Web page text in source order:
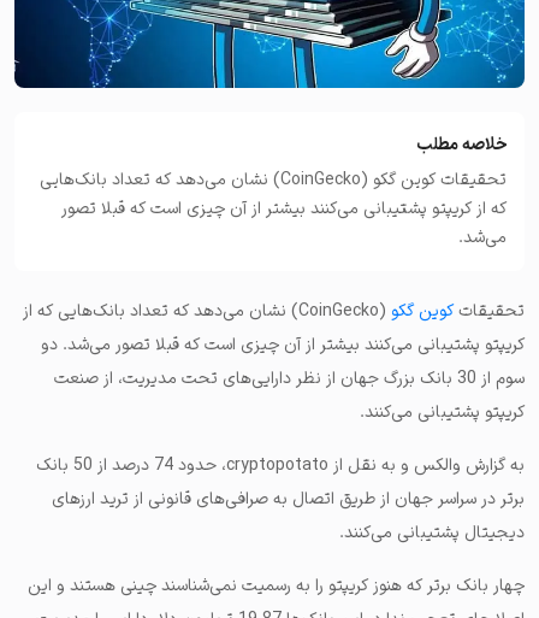
خلاصه مطلب
تحقیقات کوین گکو (CoinGecko) نشان می‌دهد که تعداد بانک‌هایی
که از کریپتو پشتیبانی می‌کنند بیشتر از آن چیزی است که قبلا تصور
می‌شد.
تحقیقاتکوین گکو
(CoinGecko) نشان می‌دهد که تعداد بانک‌هایی که از
کریپتو پشتیبانی می‌کنند بیشتر از آن چیزی است که قبلا تصور می‌شد. دو
سوم از 30 بانک بزرگ جهان از نظر دارایی‌های تحت مدیریت، از صنعت
کریپتو پشتیبانی می‌کنند.
به گزارش والکس و به نقل از cryptopotato، حدود 74 درصد از 50 بانک
برتر در سراسر جهان از طریق اتصال به صرافی‌های قانونی از ترید ارزهای
دیجیتال پشتیبانی می‌کنند.
چهار بانک برتر که هنوز کریپتو را به رسمیت نمی‌شناسند چینی هستند و این